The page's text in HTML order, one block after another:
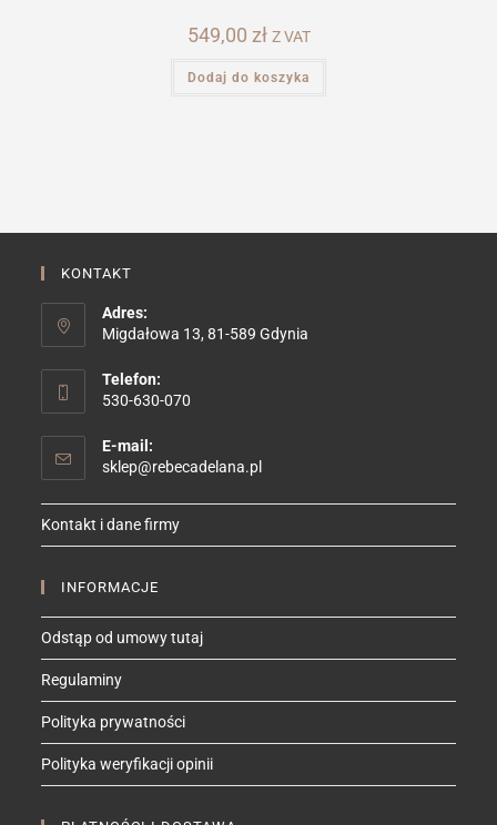
549,00 zł Z VAT
Dodaj do koszyka
KONTAKT
Adres:
Migdałowa 13, 81-589 Gdynia
Telefon:
530-630-070
E-mail:
sklep@rebecadelana.plOpens
your
Kontakt i dane firmy
INFORMACJE
Odstąp od umowy tutaj
Regulaminy
Polityka prywatności
Polityka weryfikacji opinii